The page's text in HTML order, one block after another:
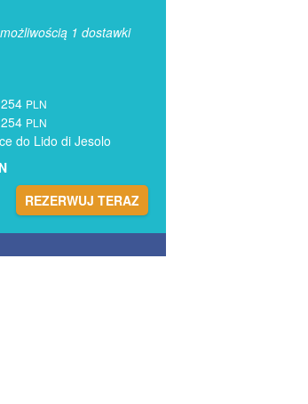
1 dostawki
PLN
PLN
do Lido di Jesolo
REZERWUJ TERAZ